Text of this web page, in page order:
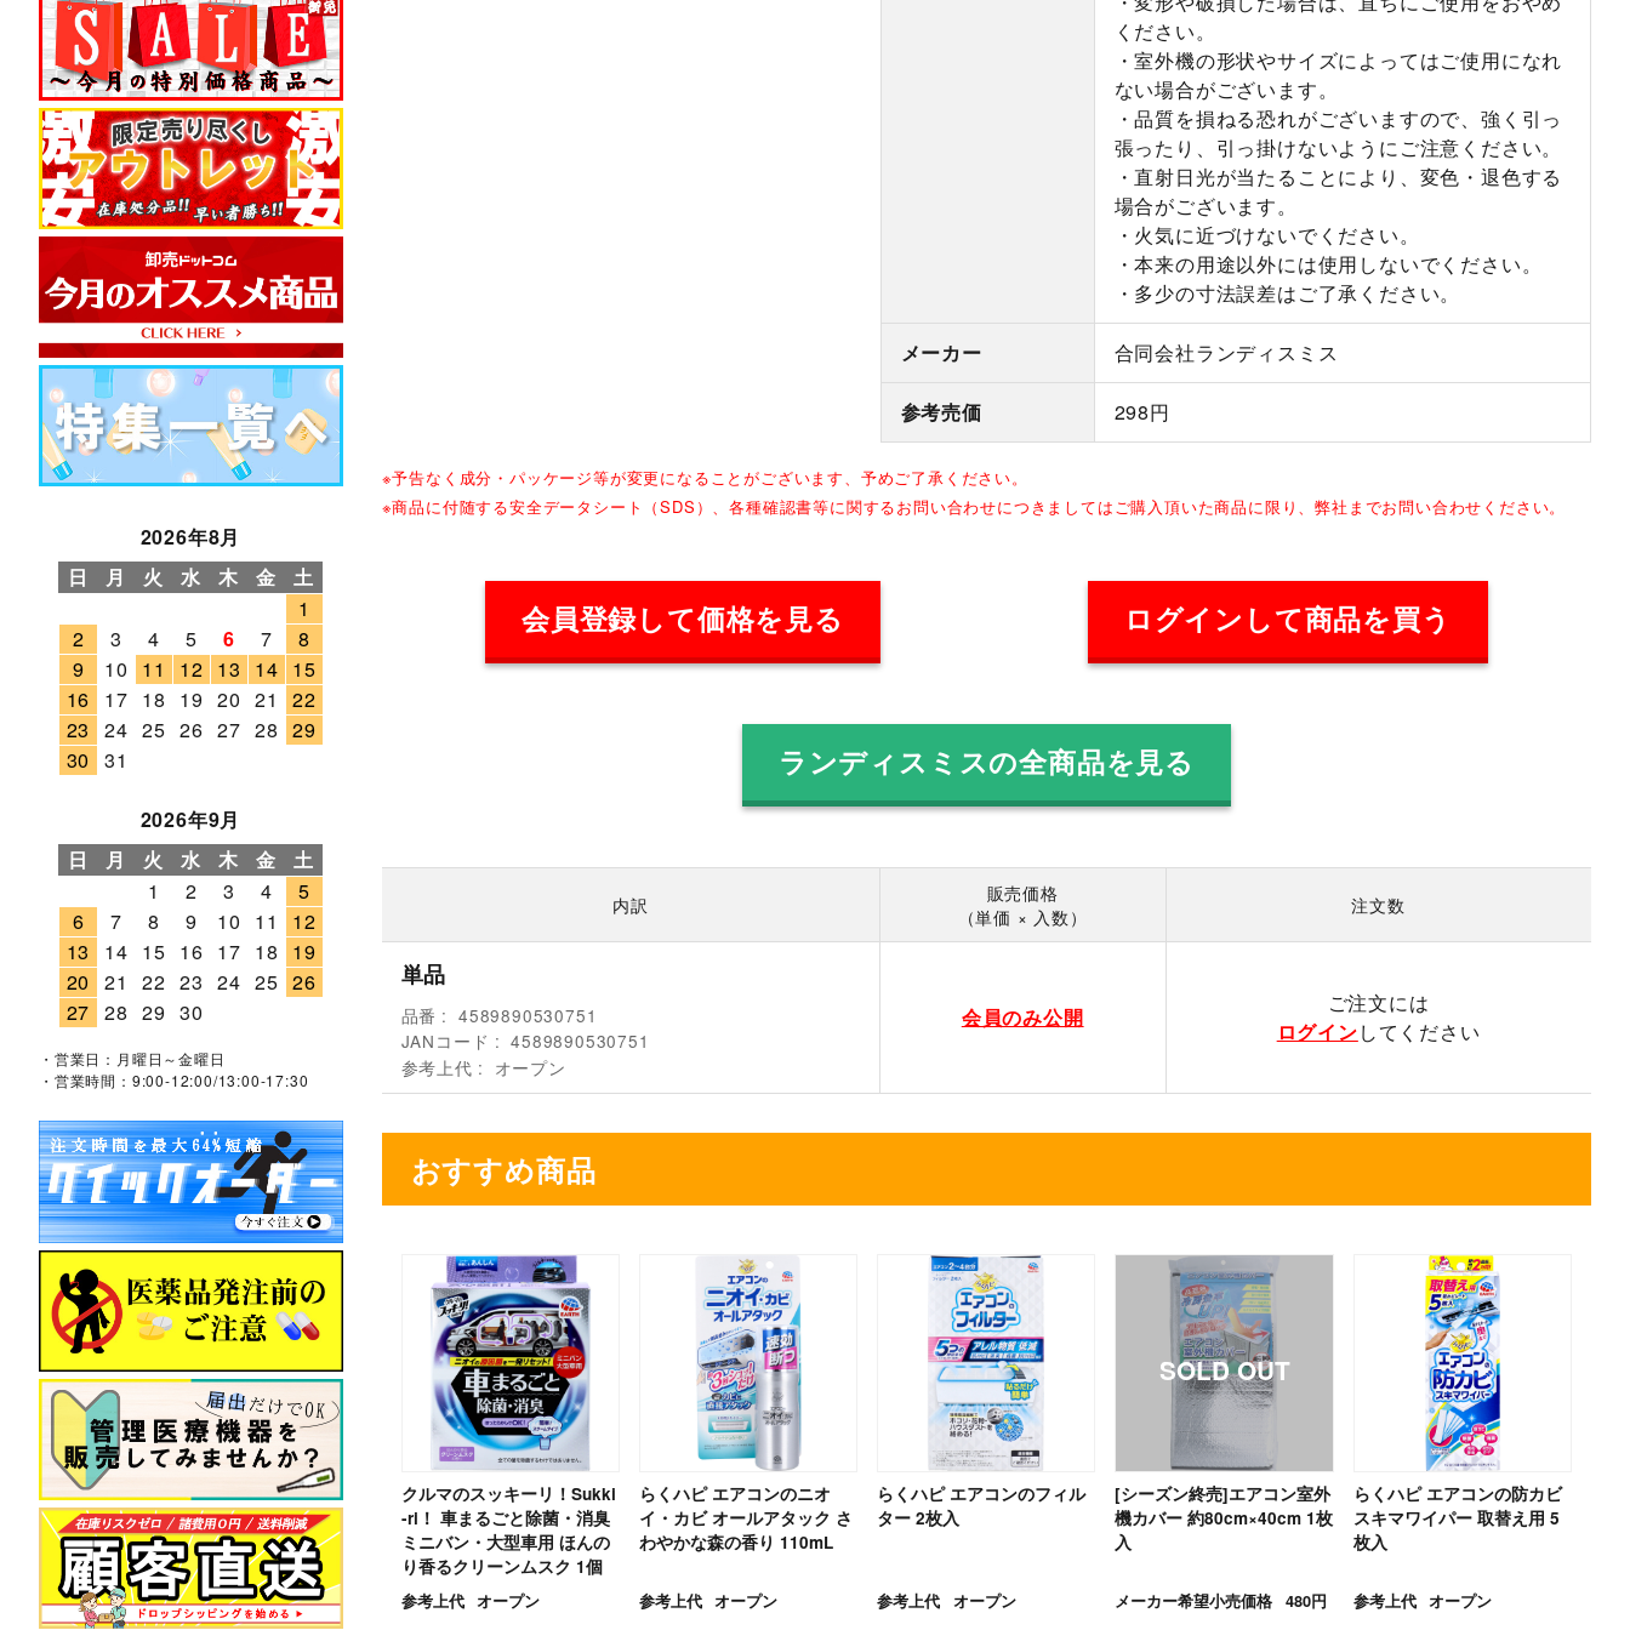
ください。
・室外機の形状やサイズによってはご使用になれ
ない場合がございます。
・品質を損ねる恐れがございますので、強く引っ
張ったり、引っ掛けないようにご注意ください。
・直射日光が当たることにより、変色・退色する
場合がございます。
・火気に近づけないでください。
・本来の用途以外には使用しないでください。
・多少の寸法誤差はご了承ください。
メーカー 合同会社ランディスミス
参考売価 298円
※予告なく成分・パッケージ等が変更になることがございます、予めご了承ください。
※商品に付随する安全データシート（SDS）、各種確認書等に関するお問い合わせにつきましてはご購入頂いた商品に限り、弊社までお問い合わせください。
会員登録して価格を見る ログインして商品を買う
ランディスミスの全商品を見る
内訳
販売価格
（単価 × 入数）
注文数
単品
品番
4589890530751
JANコード
4589890530751
参考上代
オープン
会員のみ公開
ご注文には
ログインしてください
おすすめ商品
クルマのスッキーリ！Sukki
-ri！ 車まるごと除菌・消臭
ミニバン・大型車用 ほんの
り香るクリーンムスク 1個
参考上代 オープン
らくハピ エアコンのニオ
イ・カビ オールアタック さ
わやかな森の香り 110mL
参考上代 オープン
らくハピ エアコンのフィル
ター 2枚入
参考上代 オープン
[シーズン終売]エアコン室外
機カバー 約80cm×40cm 1枚
入
メーカー希望小売価格 480円
らくハピ エアコンの防カビ
スキマワイパー 取替え用 5
枚入
参考上代 オープン
2026年8月
日
月 火 水 木 金
土
1
2
3 4 5 6 7
8
9
10 11 12 13 14 15
16
17 18 19 20 21
22
23
24 25 26 27 28 29
30
31
2026年9月
日
月 火 水 木 金
土
1
2 3 4
5
6
7 8 9 10 11
12
13
14 15 16 17 18
19
20
21 22 23 24 25 26
27 28 29 30
・営業日：月曜日～金曜日
・営業時間：9:00-12:00/13:00-17:30